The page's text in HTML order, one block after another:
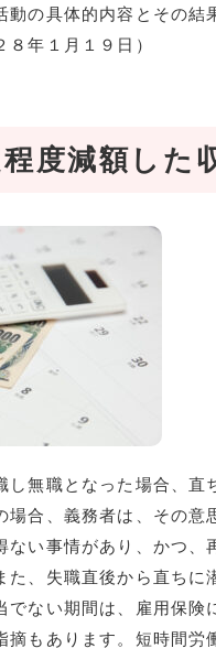
動の具体的内容とその
８年１月１９日）
度減額した
無職となった場合、直
場合、義務者は、その意
ない事情があり、かつ
た、失職直後から直ち
でない期間は、雇用保
摘もあります。短時間労